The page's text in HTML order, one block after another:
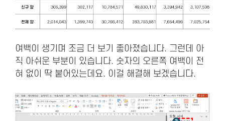
여백이 생기며 조금 더 보기 좋아졌습니다. 그런데 아
직 아쉬운 부분이 있습니다. 숫자의 오른쪽 여백이 전
혀 없이 딱 붙어있는데요. 이걸 해결해 보겠습니다.